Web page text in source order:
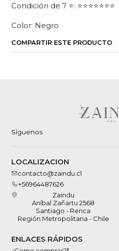
Condición de 7 ⭐: ⭐⭐⭐⭐⭐⭐⭐
Color: Negro
COMPARTIR ESTE PRODUCTO
Síguenos
LOCALIZACION
contacto@zaindu.cl
+56964487626
Zaindu
Aníbal Zañartu 2568
Santiago - Renca
Región Metropolitana - Chile
ENLACES RÁPIDOS